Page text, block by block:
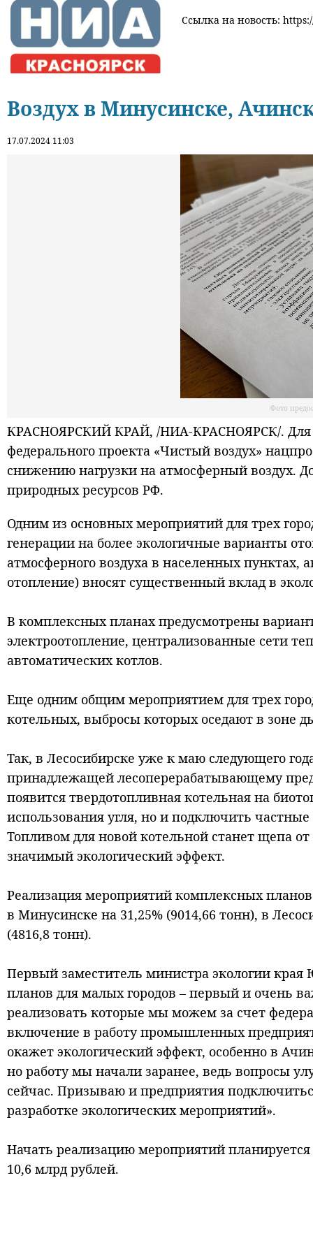
Ссылка на новость:
Воздух в Минусинске,
17.07.2024 11:03
Фото
КРАСНОЯРСКИЙ КРАЙ, /НИА-КРАСНОЯРСК/. Для
федерального проекта «Чистый воздух»
снижению нагрузки на атмосферный воздух.
природных ресурсов РФ.
Одним из основных мероприятий для трех
генерации на более экологичные варианты
атмосферного воздуха в населенных
отопление) вносят существенный вклад в
В комплексных планах предусмотрены
электроотопление, централизованные сети
автоматических котлов.
Еще одним общим мероприятием для трех
котельных, выбросы которых оседают в зоне
Так, в Лесосибирске уже к маю следующего
принадлежащей лесоперерабатывающему
появится твердотопливная котельная на
использования угля, но и подключить
Топливом для новой котельной станет щепа
значимый экологический эффект.
Реализация мероприятий комплексных
в Минусинске на 31,25% (9014,66 тонн), в
(4816,8 тонн).
Первый заместитель министра экологии края
планов для малых городов – первый и очень
реализовать которые мы можем за счет
включение в работу промышленных
окажет экологический эффект, особенно в
но работу мы начали заранее, ведь вопросы
сейчас. Призываю и предприятия
разработке экологических мероприятий».
Начать реализацию мероприятий
10,6 млрд рублей.